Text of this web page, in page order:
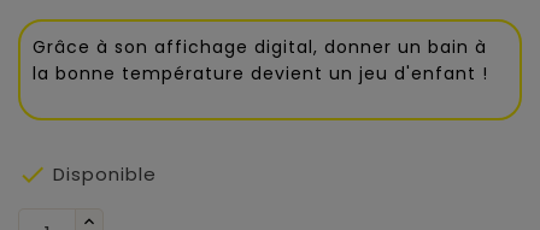
Grâce à son affichage digital, donner un bain à
la bonne température devient un jeu d'enfant !
 Disponible